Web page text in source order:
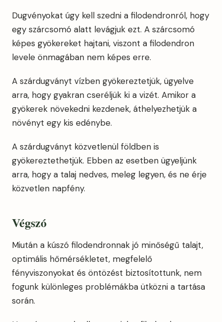
Dugvényokat úgy kell szedni a filodendronról, hogy
egy szárcsomó alatt levágjuk ezt. A szárcsomó
képes gyökereket hajtani, viszont a filodendron
levele önmagában nem képes erre.
A szárdugványt vízben gyökereztetjük, ügyelve
arra, hogy gyakran cseréljük ki a vizét. Amikor a
gyökerek növekedni kezdenek, áthelyezhetjük a
növényt egy kis edénybe.
A szárdugványt közvetlenül földben is
gyökereztethetjük. Ebben az esetben ügyeljünk
arra, hogy a talaj nedves, meleg legyen, és ne érje
közvetlen napfény.
Végszó
Miután a kúszó filodendronnak jó minőségű talajt,
optimális hőmérsékletet, megfelelő
fényviszonyokat és öntözést biztosítottunk, nem
fogunk különleges problémákba ütközni a tartása
során.